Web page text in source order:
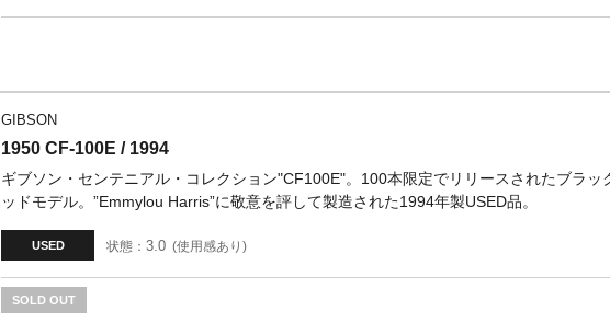
GIBSON
1950 CF-100E / 1994
ギブソン・センテニアル・コレクション"CF100E"。100本限定でリリースされたブラッ
ッドモデル。”Emmylou Harris”に敬意を評して製造された1994年製USED品。
USED 状態： 3.0 使用感あり
SOLD OUT